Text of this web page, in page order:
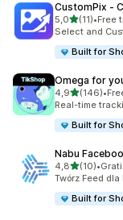
CustomPix ‑
5,0na 5
(11)
Łączna liczba
•Free
Select and
Built for
Omega for
4,9na 5(146)
Łączna liczba
•
Real-time
Built for
Nabu
4,8na 5(10)
Łączna liczba
•
Twórz Feed
Built for